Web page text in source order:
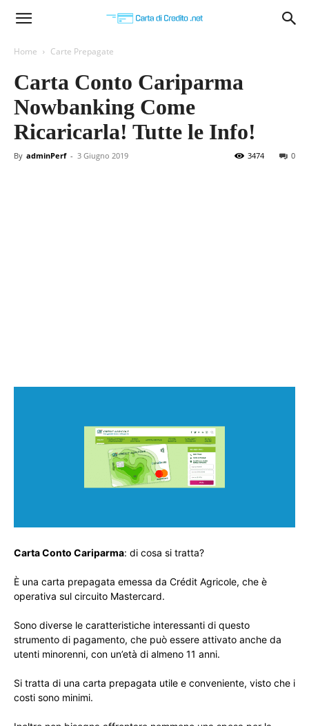
Carta
Credito
Home Carte Prepagate
Carta Conto Cariparma
Nowbanking Come
Ricaricarla! Tutte le Info!
By adminPerf - 3 Giugno 2019 0
3474
Carta Conto Cariparma: di cosa si tratta?
È una carta prepagata emessa da Crédit Agricole, che è
operativa sul circuito Mastercard.
Sono diverse le caratteristiche interessanti di questo
strumento di pagamento, che può essere attivato anche da
utenti minorenni, con un’età di almeno 11 anni.
Si tratta di una carta prepagata utile e conveniente, visto che i
costi sono minimi.